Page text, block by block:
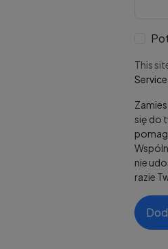
This
Service
się do
nie
razie